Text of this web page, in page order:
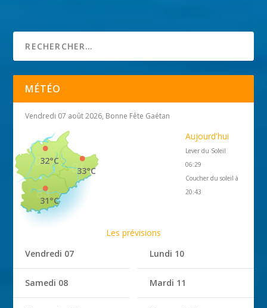
MÉTÉO
Vendredi 07 août 2026, Bonne Fête Gaétan
33°C
32°C
31°C
Aujourd'hui
Lever du Soleil
06:29
Coucher du soleil à
20:43
Les prévisions
Vendredi 07
Samedi 08
Lundi 10
Mardi 11